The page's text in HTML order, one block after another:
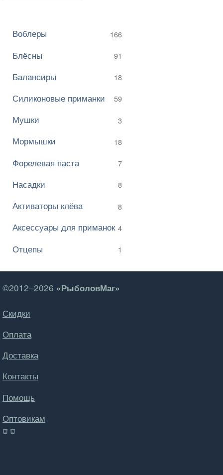
Воблеры 166
Блёсны 91
Балансиры 18
Силиконовые приманки 59
Мушки 3
Мормышки 18
Форелевая паста 7
Насадки 8
Активаторы клёва 8
Аксессуары для приманок 4
Отцепы 1
©2012–2026 «РыболовМаг»
Скидки
Оплата
Доставка
Контакты
Помощь
Оптовикам